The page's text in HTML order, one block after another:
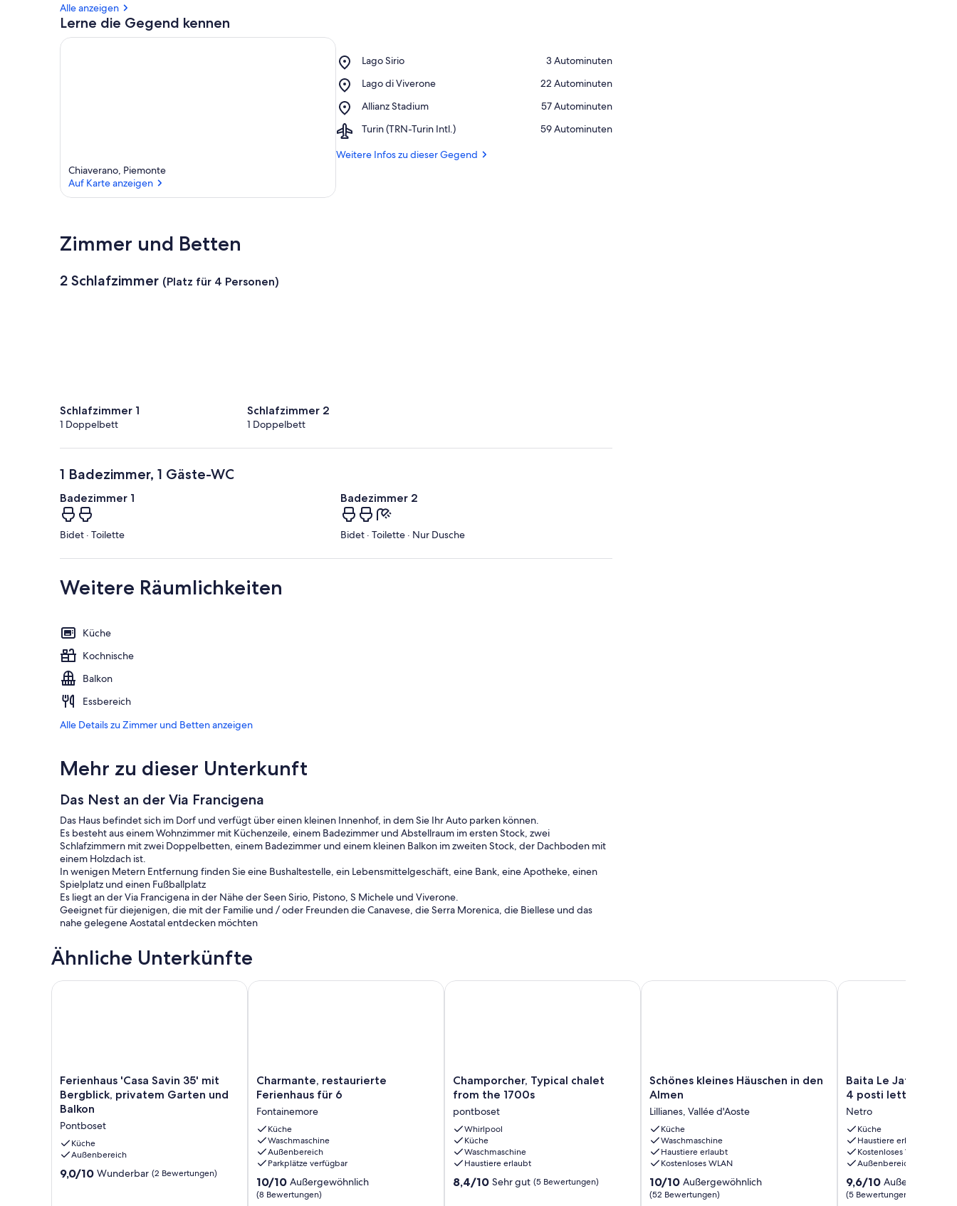
Alle anzeigen
Lerne die Gegend kennen
Chiaverano, Piemonte
Auf Karte anzeigen
Lago Sirio
Place,
Sirio
‪3 Autominuten‬
Lago di Viverone
Place,
di
‪22 Autominuten‬
Allianz Stadium
Place,
Stadium
‪57 Autominuten‬
Turin (TRN-Turin Intl.)
Airport,
(TRN-
‪59 Autominuten‬
Weitere Infos zu dieser Gegend
Zimmer und Betten
2 Schlafzimmer (Platz für 4 Personen)
Schlafzimmer 1
1 Doppelbett
Schlafzimmer 2
1 Doppelbett
1 Badezimmer, 1 Gäste-WC
Badezimmer 1
Bidet · Toilette
Badezimmer 2
Bidet · Toilette · Nur Dusche
Weitere Räumlichkeiten
Küche
Kochnische
Balkon
Essbereich
Alle Details zu Zimmer und Betten anzeigen
Mehr zu dieser Unterkunft
Das Nest an der Via Francigena
Das Haus befindet sich im Dorf und verfügt über einen kleinen Innenhof, in dem Sie Ihr Auto parken können.
Es besteht aus einem Wohnzimmer mit Küchenzeile, einem Badezimmer und Abstellraum im ersten Stock, zwei
Schlafzimmern mit zwei Doppelbetten, einem Badezimmer und einem kleinen Balkon im zweiten Stock, der Dachboden mit
einem Holzdach ist.
In wenigen Metern Entfernung finden Sie eine Bushaltestelle, ein Lebensmittelgeschäft, eine Bank, eine Apotheke, einen
Spielplatz und einen Fußballplatz
Es liegt an der Via Francigena in der Nähe der Seen Sirio, Pistono, S Michele und Viverone.
Geeignet für diejenigen, die mit der Familie und / oder Freunden die Canavese, die Serra Morenica, die Biellese und das
nahe gelegene Aostatal entdecken möchten
Ähnliche Unterkünfte
Ferienhaus
'Casa
Savin
mit
Bergblick,
privatem
Garten
und
Ferienhaus 'Casa Savin 35' mit
Bergblick, privatem Garten und
Balkon
Pontboset
Küche
Außenbereich
9.0
9,0/10 Wunderbar (2 Bewertungen)
Ferienhaus 'Casa Savin 35' mit Bergblick, privatem Garten und Balkon
Charmante,
restaurierte
für
6
Fontainemore
Charmante, restaurierte
Ferienhaus für 6
Fontainemore
Küche
Waschmaschine
Außenbereich
Parkplätze verfügbar
10.0
von
10/10 Außergewöhnlich
(8 Bewertungen)
Charmante, restaurierte Ferienhaus für 6
Champorcher,
Typical
from
the
1700s
pontboset
Champorcher, Typical chalet
from the 1700s
pontboset
Whirlpool
Küche
Waschmaschine
Haustiere erlaubt
8.4
8,4/10 Sehr gut (5 Bewertungen)
Champorcher, Typical chalet from the 1700s
Schönes
kleines
in
den
Almen
Lillianes,
Vallée
d'Aoste
Schönes kleines Häuschen in den
Almen
Lillianes, Vallée d'Aoste
Küche
Waschmaschine
Haustiere erlaubt
Kostenloses WLAN
10.0
von
10/10 Außergewöhnlich
(52 Bewertungen)
Schönes kleines Häuschen in den Almen
Baita
Le
Jafè
-
Bilocale
1°
piano,
4
posti
letto
Baita Le Jafè -
4 posti letto
Netro
Küche
Haustiere erlaubt
Kostenloses WLAN
Außenbereich
9.6
von
9,6/10
(5 Bewertungen)
Baita Le Jafè -